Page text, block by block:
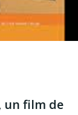
un film de